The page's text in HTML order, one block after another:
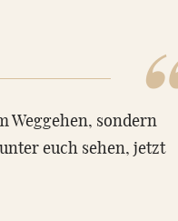
“
Weggehen, sondern
euch sehen, jetzt